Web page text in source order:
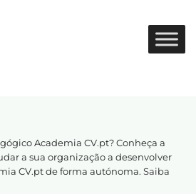
Academia CV.pt? Conheça a
a sua organização a desenvolver
CV.pt de forma autónoma. Saiba